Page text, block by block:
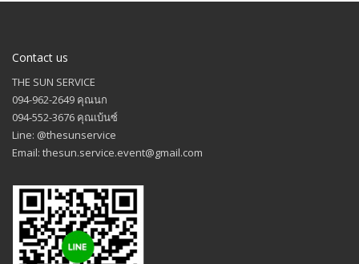
Contact us
THE SUN SERVICE
094-962-2649 คุณนก
094-552-3676 คุณเบ้นซ์
Line: @thesunservice
Email: thesun.service.event@gmail.com